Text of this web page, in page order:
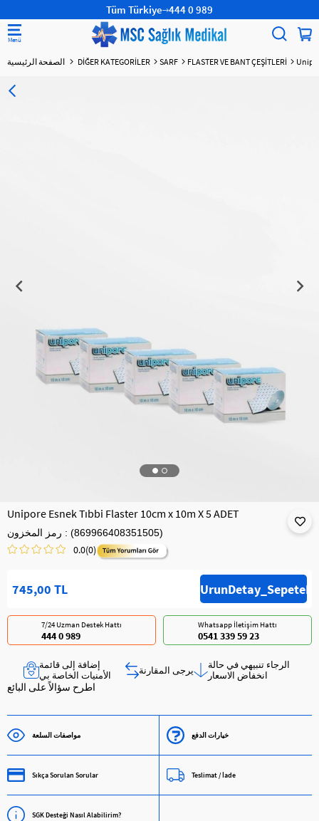
Tüm Türkiye 444 0 989
DİĞER KATEGORİLER SARF FLASTER VE BANT ÇEŞİTLERİ
Unipore Esnek Tıbbi Flaster 10cm x 10m X 5 ADET
رمز المخزون (869966408351505)
0.0(0)
745,00 TL
Whatsapp İletişim Hattı
0541 339 59 23
7/24 Uzman Destek Hattı
444 0 989
إضافة إلى قائمة
الأمنيات الخاصة بي
يرجى المقارنة
الرجاء تنبيهي في حالة
انخفاض الاسعار
اطرح سؤالاً على البائع
مواصفات السلعة خيارات الدفع
Sıkça Sorulan Sorular Teslimat / İade
SGK Desteği Nasıl Alabilirim?